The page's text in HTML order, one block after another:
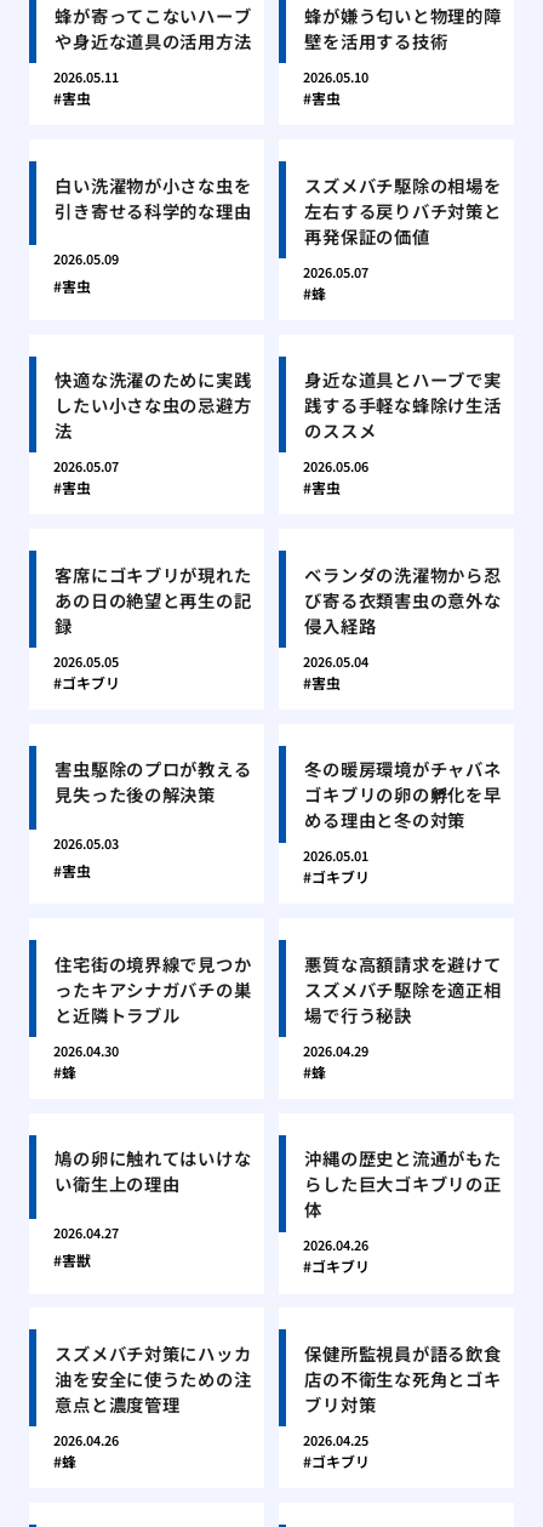
蜂が寄ってこないハーブ
や身近な道具の活用方法
2026.05.11
害虫
蜂が嫌う匂いと物理的障
壁を活用する技術
2026.05.10
害虫
白い洗濯物が小さな虫を
引き寄せる科学的な理由
2026.05.09
害虫
スズメバチ駆除の相場を
左右する戻りバチ対策と
再発保証の価値
2026.05.07
蜂
快適な洗濯のために実践
したい小さな虫の忌避方
法
2026.05.07
害虫
身近な道具とハーブで実
践する手軽な蜂除け生活
のススメ
2026.05.06
害虫
客席にゴキブリが現れた
あの日の絶望と再生の記
録
2026.05.05
ゴキブリ
ベランダの洗濯物から忍
び寄る衣類害虫の意外な
侵入経路
2026.05.04
害虫
害虫駆除のプロが教える
見失った後の解決策
2026.05.03
害虫
冬の暖房環境がチャバネ
ゴキブリの卵の孵化を早
める理由と冬の対策
2026.05.01
ゴキブリ
住宅街の境界線で見つか
ったキアシナガバチの巣
と近隣トラブル
2026.04.30
蜂
悪質な高額請求を避けて
スズメバチ駆除を適正相
場で行う秘訣
2026.04.29
蜂
鳩の卵に触れてはいけな
い衛生上の理由
2026.04.27
害獣
沖縄の歴史と流通がもた
らした巨大ゴキブリの正
体
2026.04.26
ゴキブリ
スズメバチ対策にハッカ
油を安全に使うための注
意点と濃度管理
2026.04.26
蜂
保健所監視員が語る飲食
店の不衛生な死角とゴキ
ブリ対策
2026.04.25
ゴキブリ